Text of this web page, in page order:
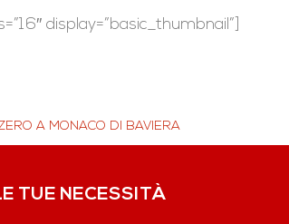
display=”basic_thumbnail”]
A MONACO DI BAVIERA
TUE NECESSITÀ